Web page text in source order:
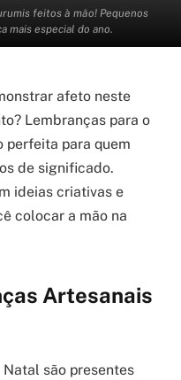
feitos à mão! Pequenos
mais especial do ano.
afeto neste
Lembranças para o
perfeita para quem
de significado.
ideias criativas e
colocar a mão na
Artesanais
são presentes